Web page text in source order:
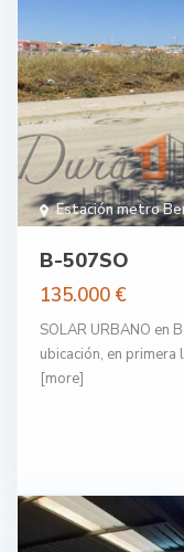
Estación metro
B-507SO
135.000 €
SOLAR URBANO en
ubicación, en primera
[more]